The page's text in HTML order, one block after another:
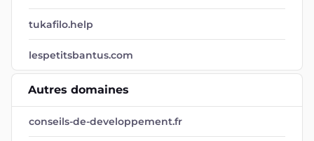
tukafilo.help
lespetitsbantus.com
Autres domaines
conseils-de-developpement.fr